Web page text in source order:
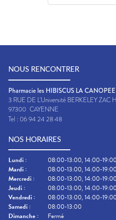
NOUS RENCONTRER
Pharmacie les HIBISCUS LA CANOPEE
3 RUE DE L'Université BERKELEY
97300 CAYENNE
Tel : 06 94 24 28 48
NOS HORAIRES
Lundi :
08:00-13:00, 14:00-
Mardi :
08:00-13:00, 14:00-
Mercredi :
08:00-13:00, 14:00-
Jeudi :
08:00-13:00, 14:00-
Vendredi :
08:00-13:00, 14:00-
Samedi :
08:00-13:00
Dimanche : Fermé